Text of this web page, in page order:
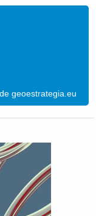
geoestrategia.eu